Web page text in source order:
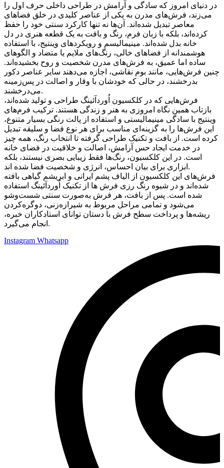
در دنیای امروز که سادگی و آرامش در طراحی داخلی حرف اول را
می‌زند، فرش‌های مدرن به یکی از عناصر کلیدی در خلق فضاهای
معاصر تبدیل شده‌اند. آن‌ها نه تنها کارکرد سنتی خود را حفظ
کرده‌اند، بلکه با زبان فرم، رنگ و بافت به یک قطعه هنری در دل
خانه بدل شده‌اند. مینیمالیسم و رویکردهای وینتیج، با استفاده
هوشمندانه از فضاهای خالی، رنگ‌های ملایم یا متضاد و الگوهای
ساده اما عمیق، به فرش‌های مدرن شخصیت و روح بخشیده‌اند.
چنین فرش‌هایی، مانند بوم نقاشی، اجازه می‌دهند سایر عناصر دکور
بدرخشند، در حالی که خودشان با وقار و اصالت در پس‌زمینه
می‌درخشند.
فرش‌هایی که در کلکسیون اُوردآئينگ طراحی و تولید شده‌اند،
بازتاب همین نگاه امروزی به هنر و زندگی هستند. ترکیب فرم‌های
وینتیج با سادگی مینیمالیستی و استفاده از پالت رنگی بسیار متنوع،
این فرش‌ها را به گزینه‌ای مناسب برای هر نوع فضا و سلیقه تبدیل
کرده است. از بافت و تکنیک طراحی گرفته تا انتخاب رنگ، همه چیز
در خدمت ایجاد حس آرامش، اصالت و خلاقیت در فضای خانه
است. در این کلکسیون، رنگ‌ها فقط زیبایی بصری نیستند، بلکه
ابزاری برای بیان احساس، انرژی و شخصیت فضا شده اند.
فرش‌های این کلکسیون از الیاف پشم ایرانی و ابریشم گیاهی بافته
شده‌اند و در شیوه رنگ رزی فرش ها از تکنیک اُوردآئينگ استفاده
شده است. پس از بافت، هر فرش به‌صورت سنتی شست‌وشو
می‌شود و تمامی مراحل مربوط به شیرازه‌زنی، دوگره‌کردن
ریشه‌ها و پرداخت سطح فرش با دستان توانای استادکاران خبره،
انجام می‌گیرد.
Instagram Whatsapp